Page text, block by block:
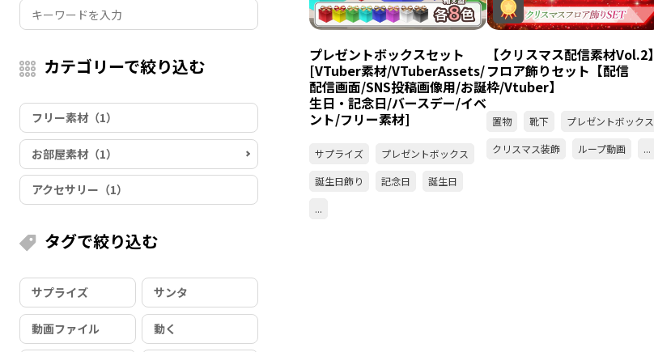
カテゴリーで絞り込む
フリー素材（1）
お部屋素材（1）
アクセサリー（1）
タグで絞り込む
サプライズ サンタ
動画ファイル 動く
プレゼントボックスセット
[VTuber素材/VTuberAssets/
配信画面/SNS投稿画像用/お誕
生日・記念日/バースデー/イベ
ント/フリー素材]
サプライズ
プレゼントボックス
誕生日飾り
記念日
誕生日
...
【クリスマス配信素材Vol.2】
フロア飾りセット【配信
枠/Vtuber】
置物 靴下
プレゼントボックス
クリスマス装飾
ループ動画 ...